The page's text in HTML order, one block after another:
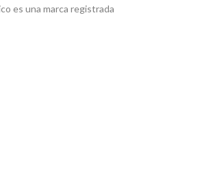
es una marca registrada